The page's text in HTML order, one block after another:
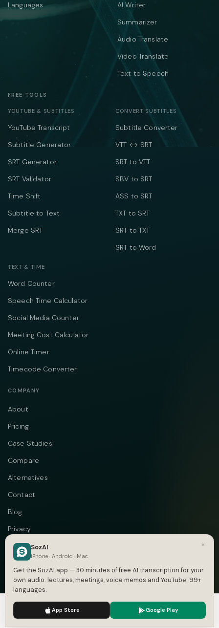
Languages
AI Writer
Summarizer
Audio Translate
Video Translate
Text to Speech
FREE TOOLS
YOUTUBE & SUBTITLES
YouTube Transcript
Subtitle Generator
SRT Generator
SRT Validator
Time Shift
Subtitle to Text
Merge SRT
CONVERT SUBTITLES
Subtitle Converter
VTT ↔ SRT
SRT to VTT
SBV to SRT
ASS to SRT
TXT to SRT
SRT to TXT
SRT to Word
TEXT & TIME
Word Counter
Speech Time Calculator
Social Media Counter
Meeting Cost Calculator
Online Timer
Timecode Converter
COMPANY
About
Pricing
Case Studies
Compare
Alternatives
Contact
Blog
Privacy
Terms
DMCA
© 2026 Vastflow. All rights reserved. TelegramInstagram
We use cookies to enhance your experience.
×
SozAI
iPhone · Android · Mac
Get the SozAI app — 30 minutes of free AI transcription for your
own audio: lectures, meetings, voice memos and YouTube. 99+
languages.
App Store Google Play